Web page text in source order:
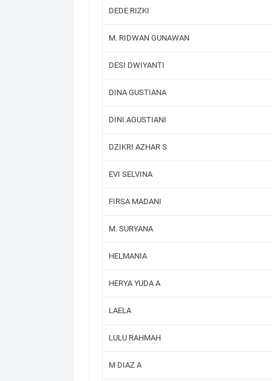
DEDE RIZKI
M. RIDWAN GUNAWAN
DESI DWIYANTI
DINA GUSTIANA
DINI AGUSTIANI
DZIKRI AZHAR S
EVI SELVINA
FIRSA MADANI
M. SURYANA
HELMANIA
HERYA YUDA A
LAELA
LULU RAHMAH
M DIAZ A